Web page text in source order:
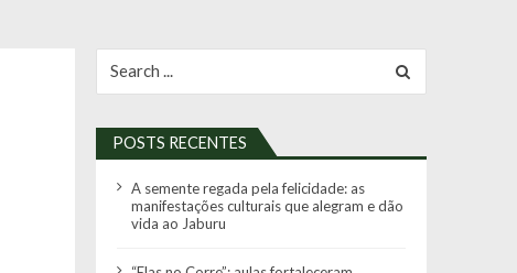
for:
POSTS RECENTES
A semente regada pela felicidade: as
manifestações culturais que alegram e dão
vida ao Jaburu